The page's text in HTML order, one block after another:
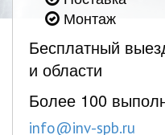
Монтаж
Бесплатный
и области
Более 100
info@inv-spb.ru